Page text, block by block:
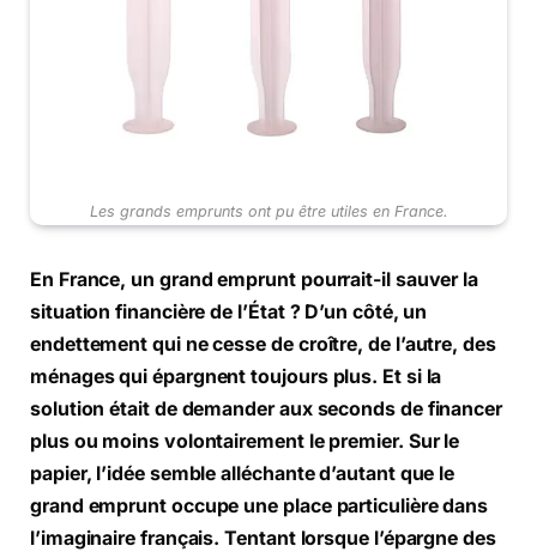
Les grands emprunts ont pu être utiles en France.
En France, un grand emprunt pourrait-il sauver la
situation financière de l’État ? D’un côté, un
endettement qui ne cesse de croître, de l’autre, des
ménages qui épargnent toujours plus. Et si la
solution était de demander aux seconds de financer
plus ou moins volontairement le premier. Sur le
papier, l’idée semble alléchante d’autant que le
grand emprunt occupe une place particulière dans
l’imaginaire français. Tentant lorsque l’épargne des